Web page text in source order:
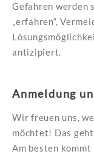
Gefahren werden
„erfahren“,
antizipiert.
Anmeldung
Wir freuen uns,
möchtet! Das
Am besten